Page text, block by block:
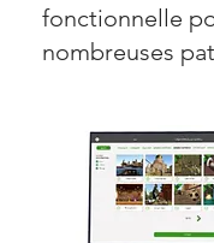
fonctionnelle
nombreuses